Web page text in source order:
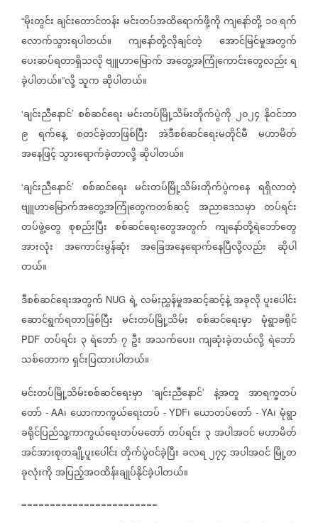
“မိုးတွင်းချင်းတောင်တန်း မင်းတပ်အထိရောက်ဖို့ကိုကျနော်တို့ ၁၀ရက်
လောက်သွားရပါတယ်။
ကျနော်တို့လိုချင်တဲ့
အောင်မြင်မှုအတွက်
ပေးဆပ်ရတာရှိသလိုဗျူဟာမြောက် အတွေ့အကြုံကောင်းတွေလည်းရ
ခဲ့ပါတယ်။”လို့သူကဆိုပါတယ်။
‘ချင်းညီနောင်’ စစ်ဆင်ရေး မင်းတပ်မြို့သိမ်းတိုက်ပွဲကို ၂၀၂၄ နိုဝင်ဘာ
၉ ရက်နေ့ စတင်ခဲ့တာဖြစ်ပြီး အဲဒီစစ်ဆင်ရေးမတိုင်မီ မဟာမိတ်
အနေဖြင့်သွားရောက်ခဲ့တာလို့ဆိုပါတယ်။
‘ချင်းညီနောင်’ စစ်ဆင်ရေး မင်းတပ်မြို့သိမ်းတိုက်ပွဲကနေ ရရှိလာတဲ့
ဗျူဟာမြောက်အတွေ့အကြုံတွေကတစ်ဆင့် အညာဒေသမှာ တပ်ရင်း
တပ်ဖွဲ့တွေ စုစည်းပြီး စစ်ဆင်ရေးတွေအတွက် ကျနော်တို့ရဲဘော်တွေ
အားလုံး
အကောင်းမွန်ဆုံး အခြေအနေရောက်နေပြီလို့လည်း
ဆိုပါ
တယ်။
ဒီစစ်ဆင်ရေးအတွက် NUG ရဲ့လမ်းညွှန်မှုအဆင့်ဆင့်နဲ့အခုလိုပူးပေါင်း
ဆောင်ရွက်ရတာဖြစ်ပြီး မင်းတပ်မြို့သိမ်း စစ်ဆင်ရေးမှာ မုံရွာခရိုင်
PDF တပ်ရင်း ၃ ရဲဘော် ၇ ဦး အသက်ပေး၊ ကျဆုံးခဲ့တယ်လို့ ရဲဘော်
သစ်တောကရှင်းပြထားပါတယ်။
မင်းတပ်မြို့သိမ်းစစ်ဆင်ရေးမှာ ‘ချင်းညီနောင်’ နဲ့အတူ အာရက္ခတပ်
တော် - AA၊ ယောကာကွယ်ရေးတပ် - YDF၊ ယောတပ်တော် - YA၊ မုံရွာ
ခရိုင်ပြည်သူ့ကာကွယ်ရေးတပ်မတော်တပ်ရင်း ၃အပါအဝင်မဟာမိတ်
အင်အားစုတချို့ပူးပေါင်းတိုက်ပွဲဝင်ခဲ့ပြီး ခလရ၂၇၄ အပါအဝင်မြို့တ
ခုလုံးကိုအပြည့်အဝထိန်းချုပ်နိုင်ခဲ့ပါတယ်။
========================